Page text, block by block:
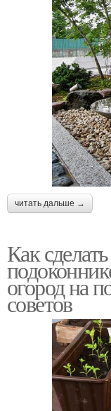
читать дальше →
Как
огород на
советов